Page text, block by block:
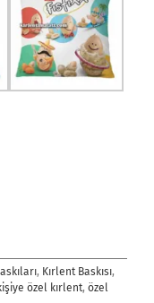
, Kırlent Baskısı,
özel kırlent, özel